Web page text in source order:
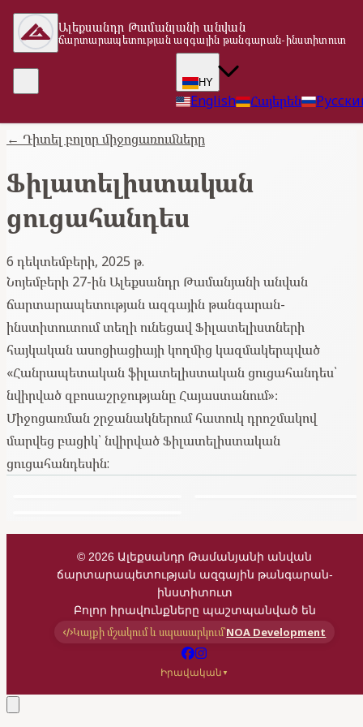
Ալեքսանդր Թամանյանի անվան
ճարտարապետության ազգային թանգարան-ինստիտուտ
HY
English Հայերեն
← Դիտել բոլոր միջոցառումները
Ֆիլատելիստական
ցուցահանդես
6 դեկտեմբերի, 2025 թ.
Նոյեմբերի 27-ին Ալեքսանդր Թամանյանի անվան
ճարտարապետության ազգային թանգարան-
ինստիտուտում տեղի ունեցավ Ֆիլատելիստների
հայկական ասոցիացիայի կողմից կազմակերպված
«Հանրապետական ֆիլատելիստական ցուցահանդես՝
նվիրված զբոսաշրջությանը Հայաստանում»։
Միջոցառման շրջանակներում հատուկ դրոշմակով
մարվեց բացիկ՝ նվիրված Ֆիլատելիստական
ցուցահանդեսին:
Իրավական ▼
© 2026 Ալեքսանդր Թամանյանի անվան
ճարտարապետության ազգային թանգարան-
ինստիտուտ
Բոլոր իրավունքները պաշտպանված են
Կայքի մշակում և սպասարկում՝NOA Development